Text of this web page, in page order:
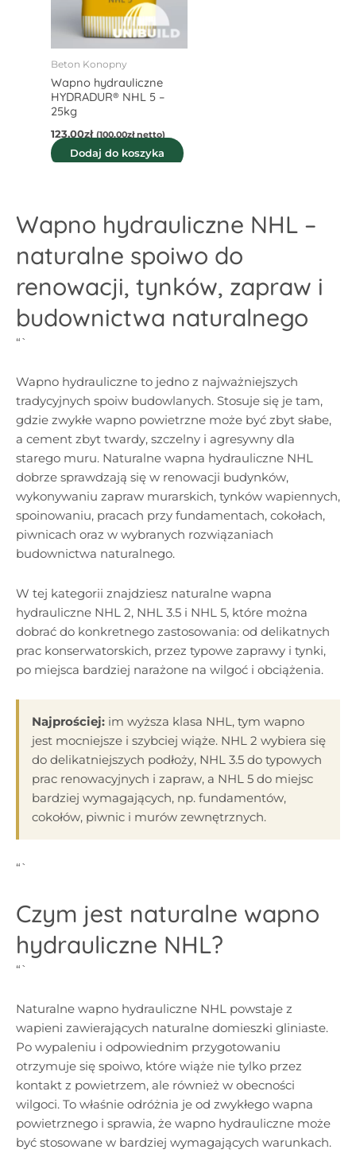
Beton Konopny
Wapno hydrauliczne
HYDRADUR® NHL 5 –
25kg
123,00zł (100,00złnetto)
Dodaj do koszyka
Wapno hydrauliczne NHL –
naturalne spoiwo do
renowacji, tynków, zapraw i
budownictwa naturalnego
“`
Wapno hydrauliczne to jedno z najważniejszych
tradycyjnych spoiw budowlanych. Stosuje się je tam,
gdzie zwykłe wapno powietrzne może być zbyt słabe,
a cement zbyt twardy, szczelny i agresywny dla
starego muru. Naturalne wapna hydrauliczne NHL
dobrze sprawdzają się w renowacji budynków,
wykonywaniu zapraw murarskich, tynków wapiennych,
spoinowaniu, pracach przy fundamentach, cokołach,
piwnicach oraz w wybranych rozwiązaniach
budownictwa naturalnego.
W tej kategorii znajdziesz naturalne wapna
hydrauliczne NHL 2, NHL 3.5 i NHL 5, które można
dobrać do konkretnego zastosowania: od delikatnych
prac konserwatorskich, przez typowe zaprawy i tynki,
po miejsca bardziej narażone na wilgoć i obciążenia.
Najprościej: im wyższa klasa NHL, tym wapno
jest mocniejsze i szybciej wiąże. NHL 2 wybiera się
do delikatniejszych podłoży, NHL 3.5 do typowych
prac renowacyjnych i zapraw, a NHL 5 do miejsc
bardziej wymagających, np. fundamentów,
cokołów, piwnic i murów zewnętrznych.
“`
Czym jest naturalne wapno
hydrauliczne NHL?
“`
Naturalne wapno hydrauliczne NHL powstaje z
wapieni zawierających naturalne domieszki gliniaste.
Po wypaleniu i odpowiednim przygotowaniu
otrzymuje się spoiwo, które wiąże nie tylko przez
kontakt z powietrzem, ale również w obecności
wilgoci. To właśnie odróżnia je od zwykłego wapna
powietrznego i sprawia, że wapno hydrauliczne może
być stosowane w bardziej wymagających warunkach.